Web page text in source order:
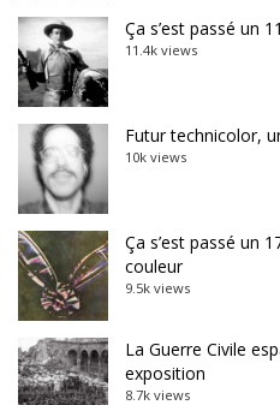
Ça s’est passé un
11.4k views
Futur technicolor,
10k views
Ça s’est passé un
couleur
9.5k views
La Guerre Civile
exposition
8.7k views